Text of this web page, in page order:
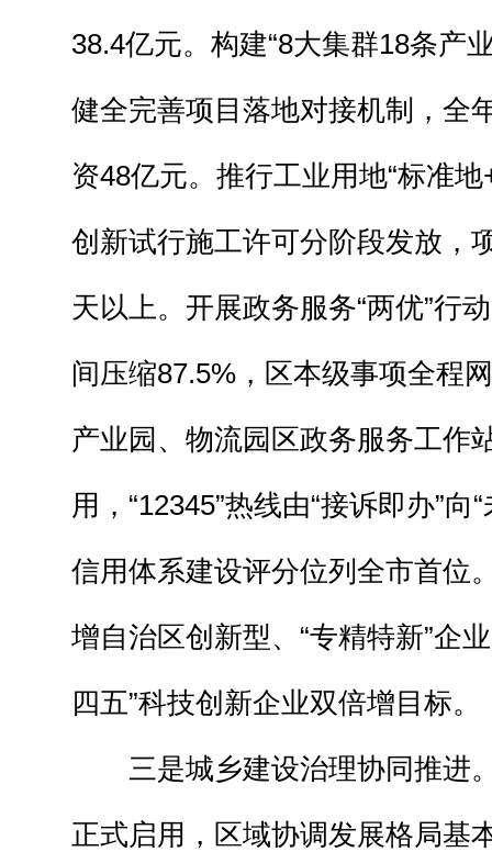
38.4亿元。构建“8大集群18条产
健全完善项目落地对接机制，全
资48亿元。推行工业用地“标准
创新试行施工许可分阶段发放，
天以上。开展政务服务“两优”行
间压缩87.5%，区本级事项全程
产业园、物流园区政务服务工作
用，“12345”热线由“接诉即办”向
信用体系建设评分位列全市首位
增自治区创新型、“专精特新”企
四五”科技创新企业双倍增目标。
三是城乡建设治理协同推进
正式启用，区域协调发展格局基